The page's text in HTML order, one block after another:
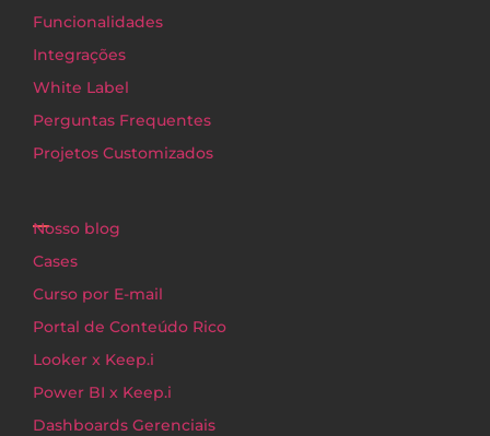
Funcionalidades
Integrações
White Label
Perguntas Frequentes
Projetos Customizados
Nosso blog
Cases
Curso por E-mail
Portal de Conteúdo Rico
Looker x Keep.i
Power BI x Keep.i
Dashboards Gerenciais